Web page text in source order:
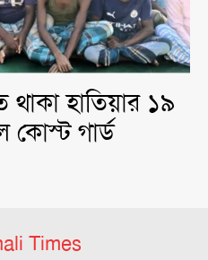
হাতিয়ার ১৯
কোস্ট গার্ড